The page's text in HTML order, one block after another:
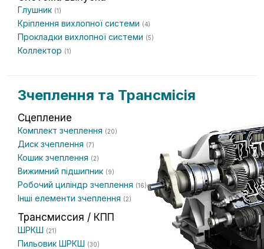
Глушник (1)
Кріплення вихлопної системи (4)
Прокладки вихлопної системи (5)
Коллектор (1)
Зчеплення та Трансмісія
Сцепление
Комплект зчеплення (20)
Диск зчеплення (7)
Кошик зчеплення (2)
Вижимний підшипник (9)
Робочий циліндр зчеплення (16)
Інші елементи зчеплення (2)
Трансмиссия / КПП
ШРКШ (21)
Пильовик ШРКШ (30)